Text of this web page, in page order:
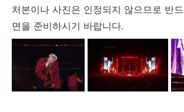
처본이나 사진은 인정되지 않으므로 반
면을 준비하시기 바랍니다.